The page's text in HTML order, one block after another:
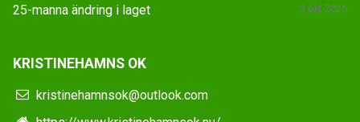
25-manna ändring i laget 3 okt 2025
KRISTINEHAMNS OK
kristinehamnsok@outlook.com